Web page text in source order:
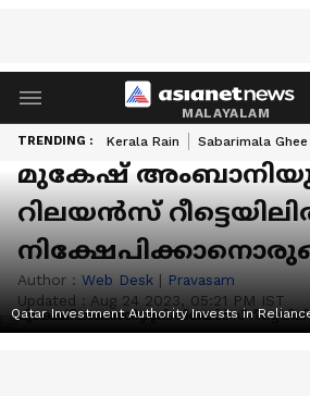
MALAYALAM
TRENDING : Kerala Rain Sabarimala
മുകേഷ്
റിലയന്‍സ്
Author : Web Desk | Pravasam
Updated : Aug 24 2023, 05:21 PM IST
Qatar Investment Authority Invests in